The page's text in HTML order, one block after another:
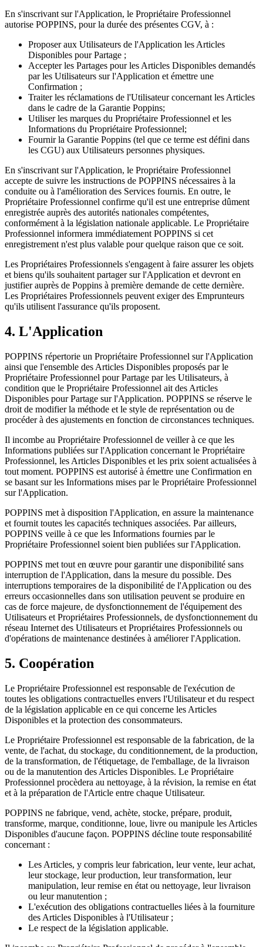
En s'inscrivant sur l'Application, le Propriétaire Professionnel
autorise POPPINS, pour la durée des présentes CGV, à :
Proposer aux Utilisateurs de l'Application les Articles
Disponibles pour Partage ;
Accepter les Partages pour les Articles Disponibles demandés
par les Utilisateurs sur l'Application et émettre une
Confirmation ;
Traiter les réclamations de l'Utilisateur concernant les Articles
dans le cadre de la Garantie Poppins;
Utiliser les marques du Propriétaire Professionnel et les
Informations du Propriétaire Professionnel;
Fournir la Garantie Poppins (tel que ce terme est défini dans
les CGU) aux Utilisateurs personnes physiques.
En s'inscrivant sur l'Application, le Propriétaire Professionnel
accepte de suivre les instructions de POPPINS nécessaires à la
conduite ou à l'amélioration des Services fournis. En outre, le
Propriétaire Professionnel confirme qu'il est une entreprise dûment
enregistrée auprès des autorités nationales compétentes,
conformément à la législation nationale applicable. Le Propriétaire
Professionnel informera immédiatement POPPINS si cet
enregistrement n'est plus valable pour quelque raison que ce soit.
Les Propriétaires Professionnels s'engagent à faire assurer les objets
et biens qu'ils souhaitent partager sur l'Application et devront en
justifier auprès de Poppins à première demande de cette dernière.
Les Propriétaires Professionnels peuvent exiger des Emprunteurs
qu'ils utilisent l'assurance qu'ils proposent.
4. L'Application
POPPINS répertorie un Propriétaire Professionnel sur l'Application
ainsi que l'ensemble des Articles Disponibles proposés par le
Propriétaire Professionnel pour Partage par les Utilisateurs, à
condition que le Propriétaire Professionnel ait des Articles
Disponibles pour Partage sur l'Application. POPPINS se réserve le
droit de modifier la méthode et le style de représentation ou de
procéder à des ajustements en fonction de circonstances techniques.
Il incombe au Propriétaire Professionnel de veiller à ce que les
Informations publiées sur l'Application concernant le Propriétaire
Professionnel, les Articles Disponibles et les prix soient actualisées à
tout moment. POPPINS est autorisé à émettre une Confirmation en
se basant sur les Informations mises par le Propriétaire Professionnel
sur l'Application.
POPPINS met à disposition l'Application, en assure la maintenance
et fournit toutes les capacités techniques associées. Par ailleurs,
POPPINS veille à ce que les Informations fournies par le
Propriétaire Professionnel soient bien publiées sur l'Application.
POPPINS met tout en œuvre pour garantir une disponibilité sans
interruption de l'Application, dans la mesure du possible. Des
interruptions temporaires de la disponibilité de l'Application ou des
erreurs occasionnelles dans son utilisation peuvent se produire en
cas de force majeure, de dysfonctionnement de l'équipement des
Utilisateurs et Propriétaires Professionnels, de dysfonctionnement du
réseau Internet des Utilisateurs et Propriétaires Professionnels ou
d'opérations de maintenance destinées à améliorer l'Application.
5. Coopération
Le Propriétaire Professionnel est responsable de l'exécution de
toutes les obligations contractuelles envers l'Utilisateur et du respect
de la législation applicable en ce qui concerne les Articles
Disponibles et la protection des consommateurs.
Le Propriétaire Professionnel est responsable de la fabrication, de la
vente, de l'achat, du stockage, du conditionnement, de la production,
de la transformation, de l'étiquetage, de l'emballage, de la livraison
ou de la manutention des Articles Disponibles. Le Propriétaire
Professionnel procèdera au nettoyage, à la révision, la remise en état
et à la préparation de l'Article entre chaque Utilisateur.
POPPINS ne fabrique, vend, achète, stocke, prépare, produit,
transforme, marque, conditionne, loue, livre ou manipule les Articles
Disponibles d'aucune façon. POPPINS décline toute responsabilité
concernant :
Les Articles, y compris leur fabrication, leur vente, leur achat,
leur stockage, leur production, leur transformation, leur
manipulation, leur remise en état ou nettoyage, leur livraison
ou leur manutention ;
L'exécution des obligations contractuelles liées à la fourniture
des Articles Disponibles à l'Utilisateur ;
Le respect de la législation applicable.